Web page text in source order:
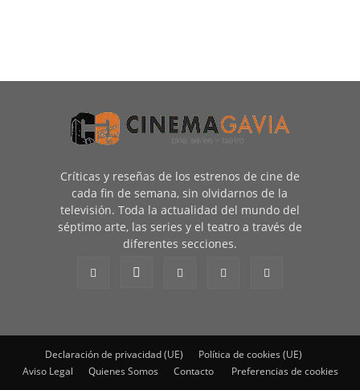
Críticas y reseñas de los estrenos de cine de
cada fin de semana, sin olvidarnos de la
televisión. Toda la actualidad del mundo del
séptimo arte, las series y el teatro a través de
diferentes secciones.
Declaración de privacidad (UE)
Política de cookies (UE)
Aviso Legal
Quienes Somos Contacto Preferencias de cookies